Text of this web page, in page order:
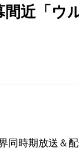
近「ウ
同時期放送＆